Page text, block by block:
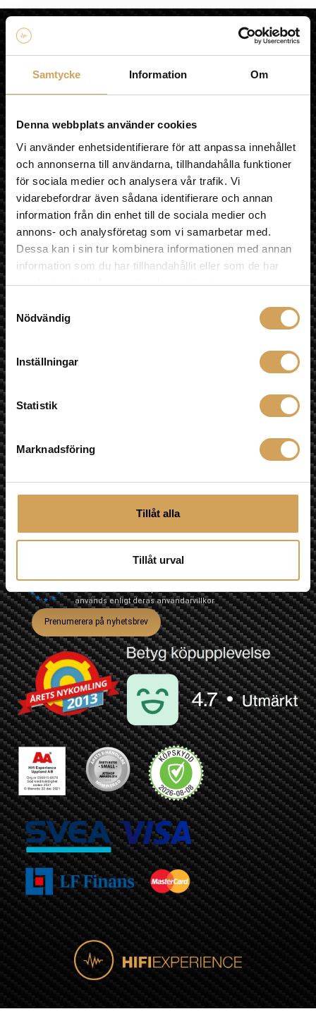
Samtycke Information Om
Denna webbplats använder cookies
Vi använder enhetsidentifierare för att anpassa innehållet
och annonserna till användarna, tillhandahålla funktioner
för sociala medier och analysera vår trafik. Vi
vidarebefordrar även sådana identifierare och annan
information från din enhet till de sociala medier och
annons- och analysföretag som vi samarbetar med.
Dessa kan i sin tur kombinera informationen med annan
information som du har tillhandahållit eller som de har
samlat in när du har använt deras tjänster.
Samtyckesval
Nödvändig
Inställningar
Statistik
Marknadsföring
Tillåt alla
Tillåt urval
produkten
olika
kan
väljas
på
produktsidan
HiFi Experience AB
HEM
KÖPVILLKOR
MULTIROOM
ÅNGRA KÖP
Sociala medier
Besök oss
Fyrislundsgatan 68
Jag godkänner prenumeration på nyhetsbrev och att min
Vi använder Brevo som plattform för utskick. Genom att
klicka på "Prenumerera på nyhetsbrev" godkänner du
att din information sparas hos Brevo och att den
används enligt derasanvändarvillkor
Prenumerera på nyhetsbrev